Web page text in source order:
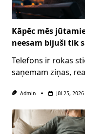
Kāpēc mēs
neesam bijuši tik
Telefons ir rokas
saņemam ziņas,
Admin Jūl 25, 2026